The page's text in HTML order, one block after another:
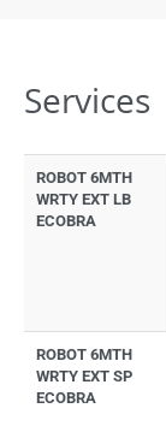
Services
ROBOT 6MTH
WRTY EXT LB
ECOBRA
ROBOT 6MTH
WRTY EXT SP
ECOBRA